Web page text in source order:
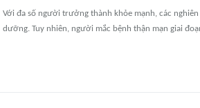
Với đa số người trưởng thành khỏe mạnh, các
dưỡng. Tuy nhiên, người mắc bệnh thận mạn giai